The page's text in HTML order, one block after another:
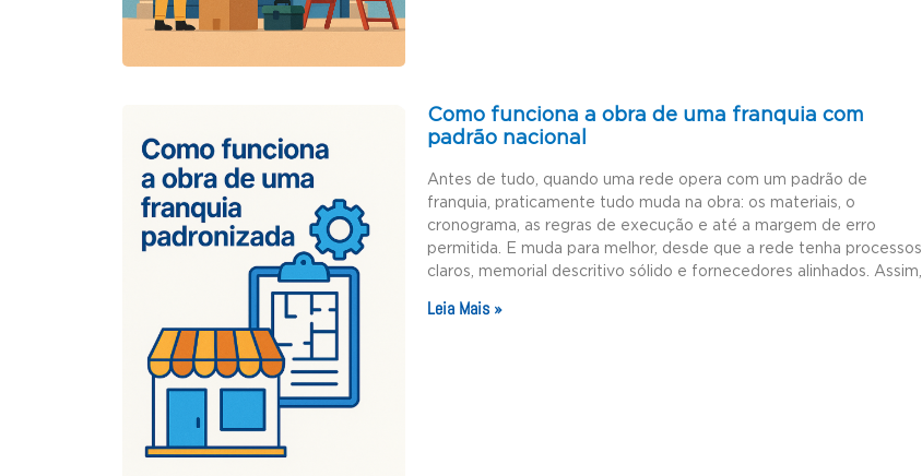
Como funciona a obra de uma franquia com
padrão nacional
Antes de tudo, quando uma rede opera com um padrão de
franquia, praticamente tudo muda na obra: os materiais, o
cronograma, as regras de execução e até a margem de erro
permitida. E muda para melhor, desde que a rede tenha processos
claros, memorial descritivo sólido e fornecedores alinhados. Assim,
Leia Mais »